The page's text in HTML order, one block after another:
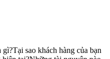
sao khách hàng của bạn